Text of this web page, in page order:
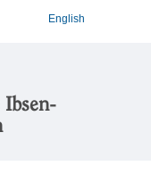
English